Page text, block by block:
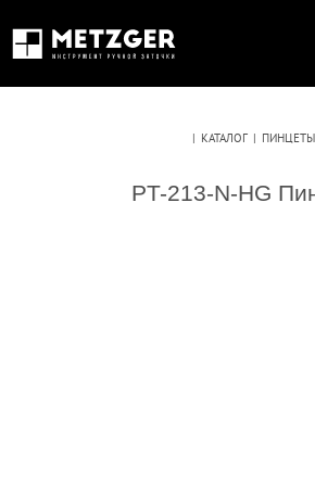
| КАТАЛОГ | ПИНЦЕТЫ
PT-213-N-HG